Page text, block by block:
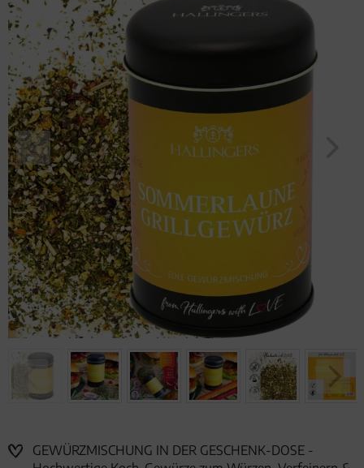
GEWÜRZMISCHUNG IN DER GESCHENK-DOSE -
Geburtstag
Bayern